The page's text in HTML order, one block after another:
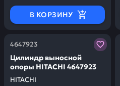
В КОРЗИНУ
4647923
HITACHI
Цилиндр выносной
опоры HITACHI 4647923
Заказывая запчасти у